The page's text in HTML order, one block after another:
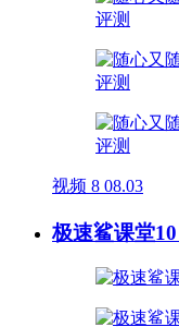
视频 8 08.03
极速鲨课堂